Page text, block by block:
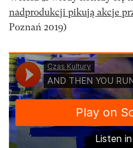
nadprodukcji pikują akcje
Poznań 2019)